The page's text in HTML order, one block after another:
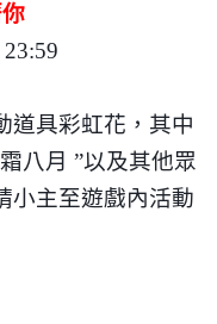
道具彩虹花，其中
八月 ”以及其他眾
小主至遊戲內活動